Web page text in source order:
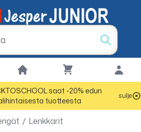
saat -20% edun
tuotteesta
sulje
/ Lenkkarit